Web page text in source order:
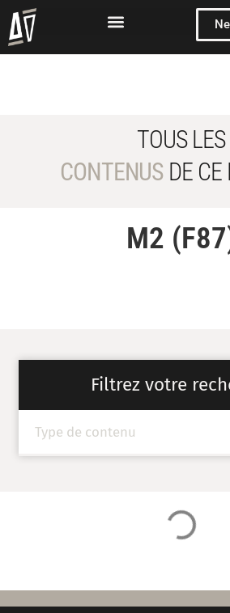
TOUS LES
CONTENUS DE CE
M2
Filtrez votre